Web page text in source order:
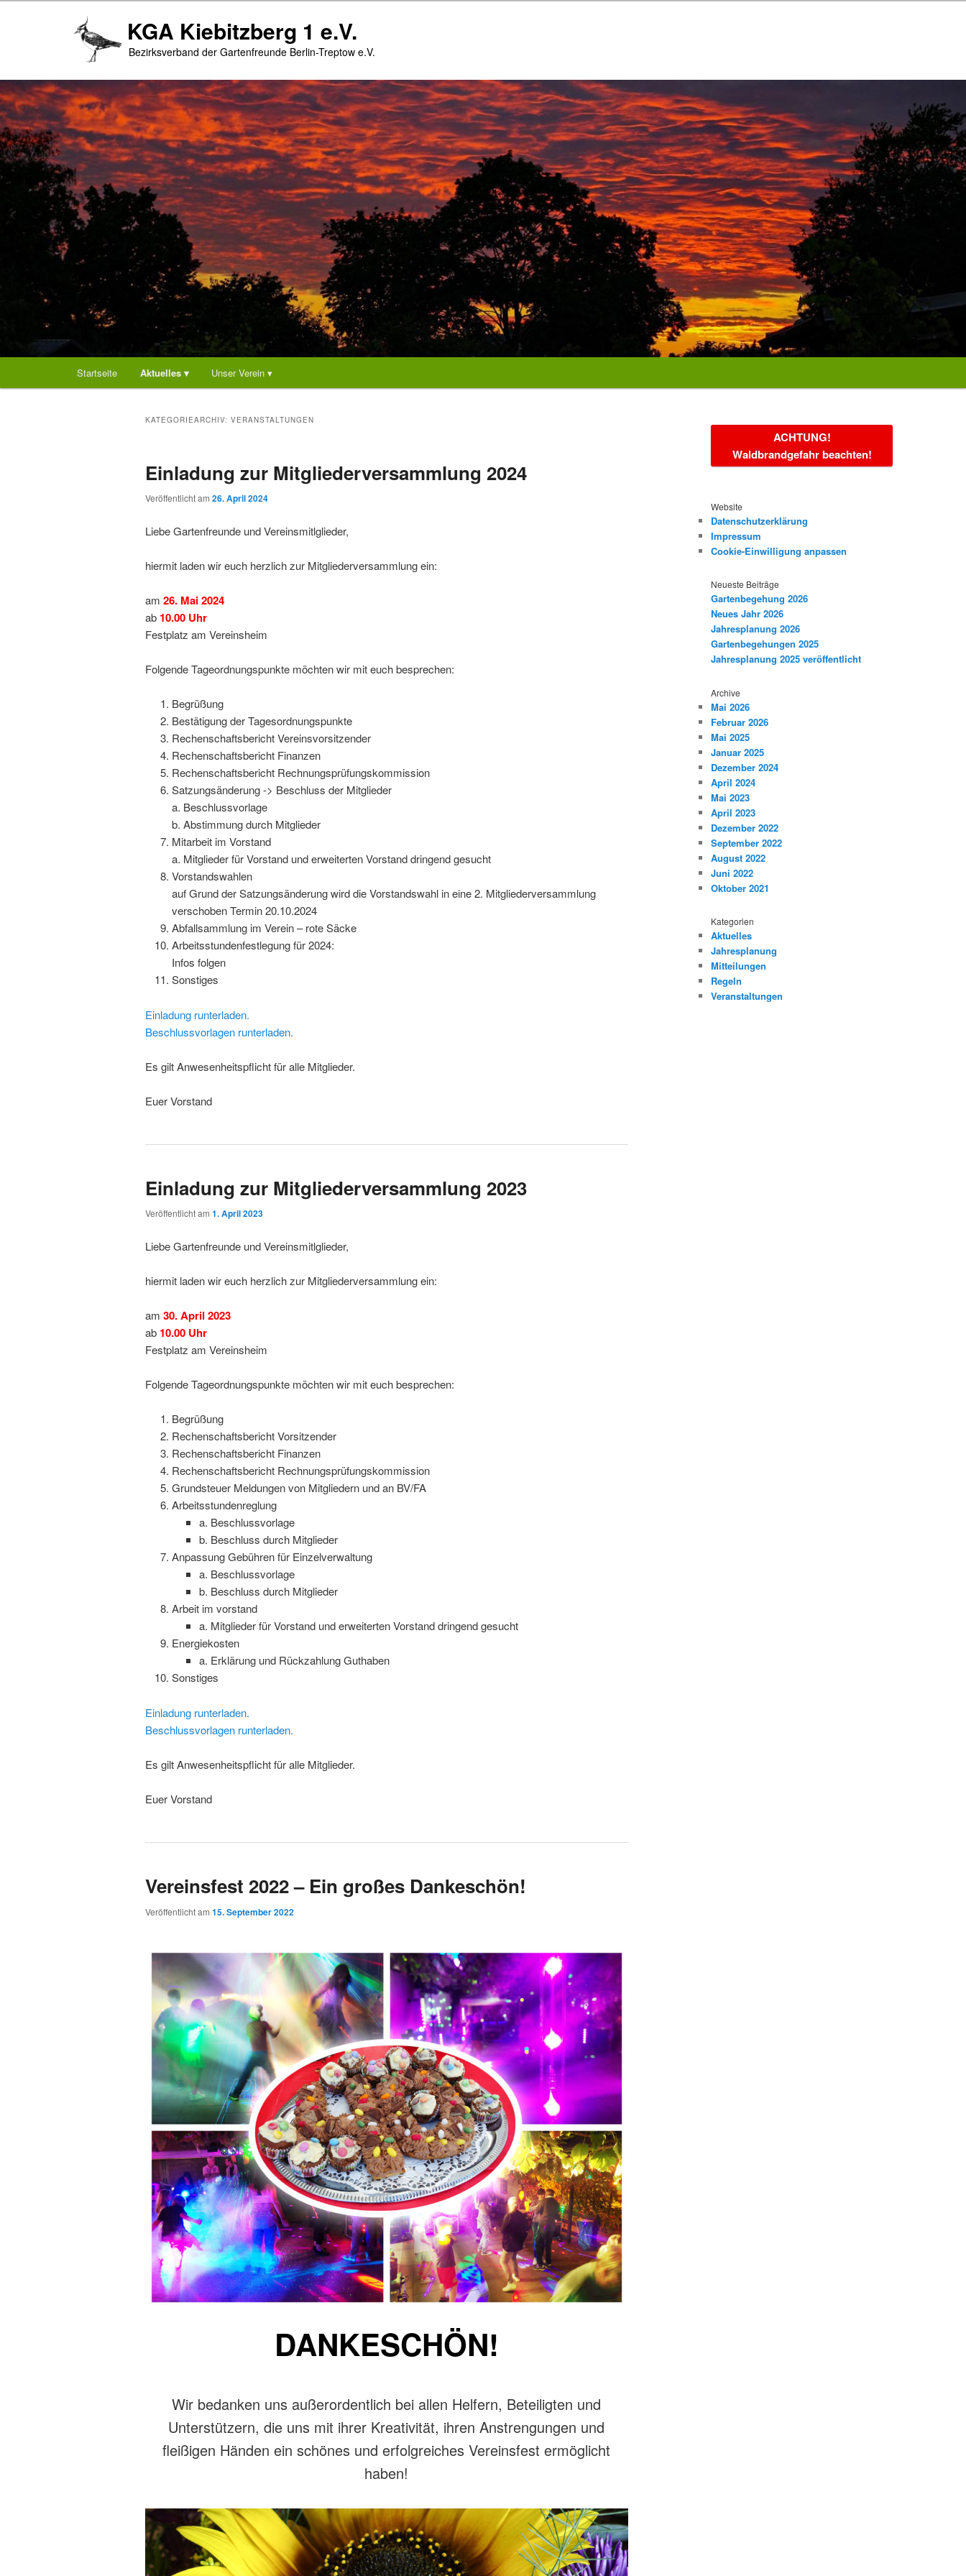
KGA Kiebitzberg 1 e.V.
Bezirksverband der Gartenfreunde Berlin-Treptow e.V.
Startseite Aktuelles ▾ Unser Verein ▾
KATEGORIEARCHIV: VERANSTALTUNGEN
Einladung zur Mitgliederversammlung 2024
Veröffentlicht am 26. April 2024
Liebe Gartenfreunde und Vereinsmitlglieder,
hiermit laden wir euch herzlich zur Mitgliederversammlung ein:
am 26. Mai 2024
ab 10.00 Uhr
Festplatz am Vereinsheim
Folgende Tageordnungspunkte möchten wir mit euch besprechen:
Begrüßung
Bestätigung der Tagesordnungspunkte
Rechenschaftsbericht Vereinsvorsitzender
Rechenschaftsbericht Finanzen
Rechenschaftsbericht Rechnungsprüfungskommission
Satzungsänderung -> Beschluss der Mitglieder
a. Beschlussvorlage
b. Abstimmung durch Mitglieder
Mitarbeit im Vorstand
a. Mitglieder für Vorstand und erweiterten Vorstand dringend gesucht
Vorstandswahlen
auf Grund der Satzungsänderung wird die Vorstandswahl in eine 2. Mitgliederversammlung
verschoben Termin 20.10.2024
Abfallsammlung im Verein – rote Säcke
Arbeitsstundenfestlegung für 2024:
Infos folgen
Sonstiges
Einladung runterladen.
Beschlussvorlagen runterladen.
Es gilt Anwesenheitspflicht für alle Mitglieder.
Euer Vorstand
Einladung zur Mitgliederversammlung 2023
Veröffentlicht am 1. April 2023
Liebe Gartenfreunde und Vereinsmitlglieder,
hiermit laden wir euch herzlich zur Mitgliederversammlung ein:
am 30. April 2023
ab 10.00 Uhr
Festplatz am Vereinsheim
Folgende Tageordnungspunkte möchten wir mit euch besprechen:
Begrüßung
Rechenschaftsbericht Vorsitzender
Rechenschaftsbericht Finanzen
Rechenschaftsbericht Rechnungsprüfungskommission
Grundsteuer Meldungen von Mitgliedern und an BV/FA
Arbeitsstundenreglung
a. Beschlussvorlage
b. Beschluss durch Mitglieder
Anpassung Gebühren für Einzelverwaltung
a. Beschlussvorlage
b. Beschluss durch Mitglieder
Arbeit im vorstand
a. Mitglieder für Vorstand und erweiterten Vorstand dringend gesucht
Energiekosten
a. Erklärung und Rückzahlung Guthaben
Sonstiges
Einladung runterladen.
Beschlussvorlagen runterladen.
Es gilt Anwesenheitspflicht für alle Mitglieder.
Euer Vorstand
Vereinsfest 2022 – Ein großes Dankeschön!
Veröffentlicht am 15. September 2022
DANKESCHÖN!
Wir bedanken uns außerordentlich bei allen Helfern, Beteiligten und
Unterstützern, die uns mit ihrer Kreativität, ihren Anstrengungen und
fleißigen Händen ein schönes und erfolgreiches Vereinsfest ermöglicht
haben!
ACHTUNG!
Waldbrandgefahr beachten!
Website
Datenschutzerklärung
Impressum
Cookie-Einwilligung anpassen
Neueste Beiträge
Gartenbegehung 2026
Neues Jahr 2026
Jahresplanung 2026
Gartenbegehungen 2025
Jahresplanung 2025 veröffentlicht
Archive
Mai 2026
Februar 2026
Mai 2025
Januar 2025
Dezember 2024
April 2024
Mai 2023
April 2023
Dezember 2022
September 2022
August 2022
Juni 2022
Oktober 2021
Kategorien
Aktuelles
Jahresplanung
Mitteilungen
Regeln
Veranstaltungen